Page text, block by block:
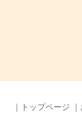
トップページ